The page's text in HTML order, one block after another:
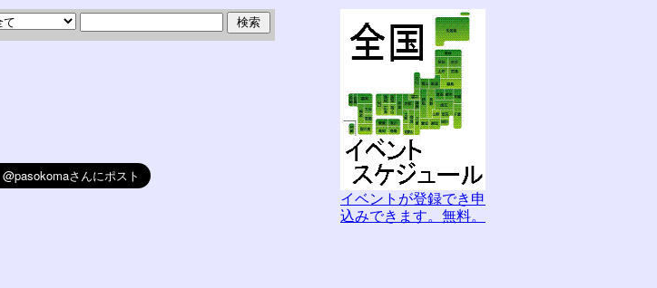
イベントが登録でき申
込みできます。無料。